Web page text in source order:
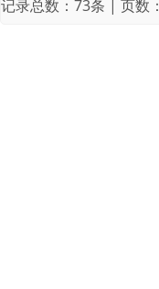
四川玻璃钢化粪
记录总数：73条 | 页数